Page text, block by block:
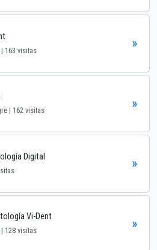
163 visitas »
| 162 visitas »
Digital »
Vi-Dent
128 visitas »